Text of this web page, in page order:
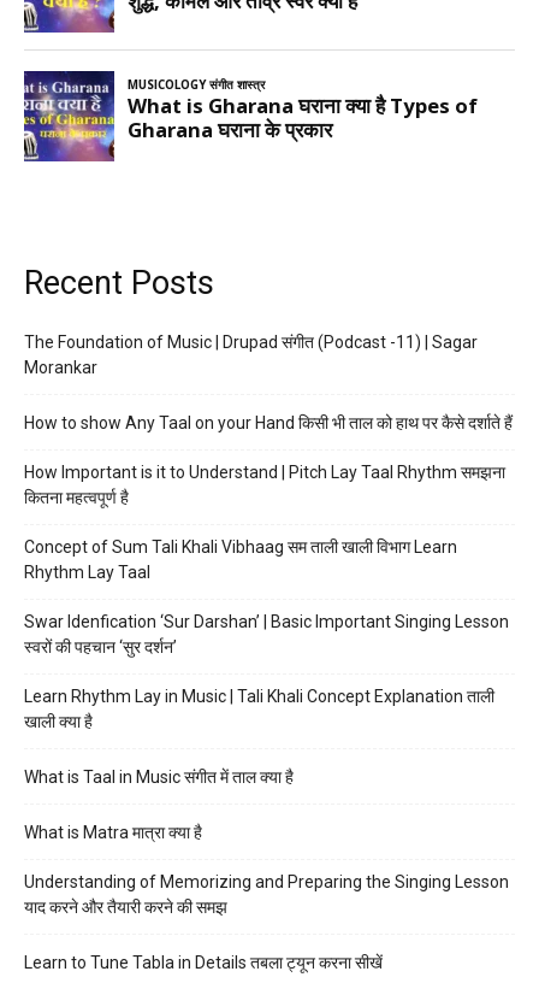
Recent Posts
The Foundation of Music | Drupad संगीत (Podcast -11) | Sagar
Morankar
How to show Any Taal on your Hand किसी भी ताल को हाथ पर कैसे दर्शाते हैं
How Important is it to Understand | Pitch Lay Taal Rhythm समझना
कितना महत्वपूर्ण है
Concept of Sum Tali Khali Vibhaag सम ताली खाली विभाग Learn
Rhythm Lay Taal
Swar Idenfication ‘Sur Darshan’ | Basic Important Singing Lesson
स्वरों की पहचान ‘सुर दर्शन’
Learn Rhythm Lay in Music | Tali Khali Concept Explanation ताली
खाली क्या है
What is Taal in Music संगीत में ताल क्या है
What is Matra मात्रा क्या है
Understanding of Memorizing and Preparing the Singing Lesson
याद करने और तैयारी करने की समझ
Learn to Tune Tabla in Details तबला ट्यून करना सीखें